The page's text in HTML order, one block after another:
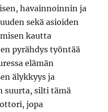
havainnoinnin ja
sekä asioiden
kautta
pyrähdys työntää
elämän
älykkyys ja
suurta, silti tämä
jopa